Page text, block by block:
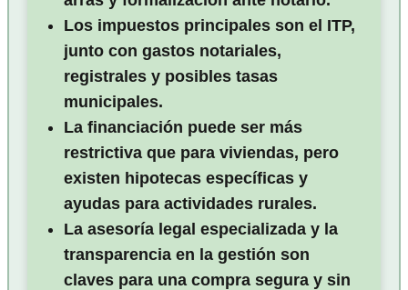
Los impuestos principales son el ITP,
junto con gastos notariales,
registrales y posibles tasas
municipales.
La financiación puede ser más
restrictiva que para viviendas, pero
existen hipotecas específicas y
ayudas para actividades rurales.
La asesoría legal especializada y la
transparencia en la gestión son
claves para una compra segura y sin